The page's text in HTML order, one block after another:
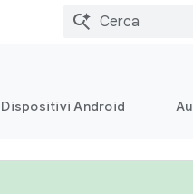
Dispositivi Android